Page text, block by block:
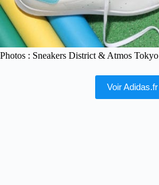
Photos : Sneakers District & Atmos Tokyo
Voir Adidas.fr